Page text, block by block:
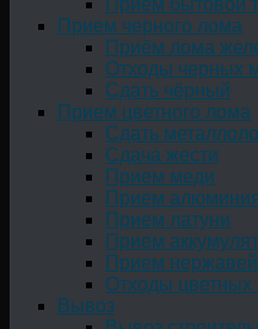
Прием бытовой
Прием черного лома
Приём лома
Отходы черных
Сдать чёрный
Прием цветного лома
Сдать
Сдача жести
Прием меди
Прием
Прием латуни
Прием
Прием
Отходы цветных
Вывоз